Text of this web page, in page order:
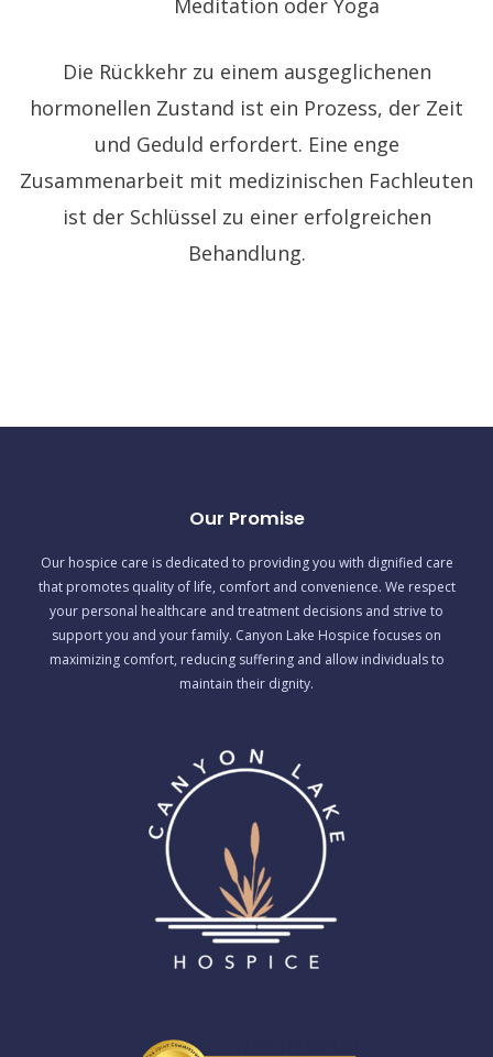
Die Rückkehr zu einem ausgeglichenen
hormonellen Zustand ist ein Prozess, der Zeit
und Geduld erfordert. Eine enge
Zusammenarbeit mit medizinischen Fachleuten
ist der Schlüssel zu einer erfolgreichen
Behandlung.
Our Promise
Our hospice care is dedicated to providing you with dignified care
that promotes quality of life, comfort and convenience. We respect
your personal healthcare and treatment decisions and strive to
support you and your family. Canyon Lake Hospice focuses on
maximizing comfort, reducing suffering and allow individuals to
maintain their dignity.